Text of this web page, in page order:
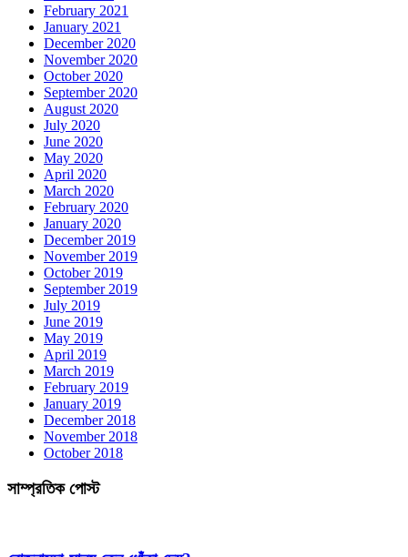
February 2021
January 2021
December 2020
November 2020
October 2020
September 2020
August 2020
July 2020
June 2020
May 2020
April 2020
March 2020
February 2020
January 2020
December 2019
November 2019
October 2019
September 2019
July 2019
June 2019
May 2019
April 2019
March 2019
February 2019
January 2019
December 2018
November 2018
October 2018
সাম্প্রতিক পোস্ট